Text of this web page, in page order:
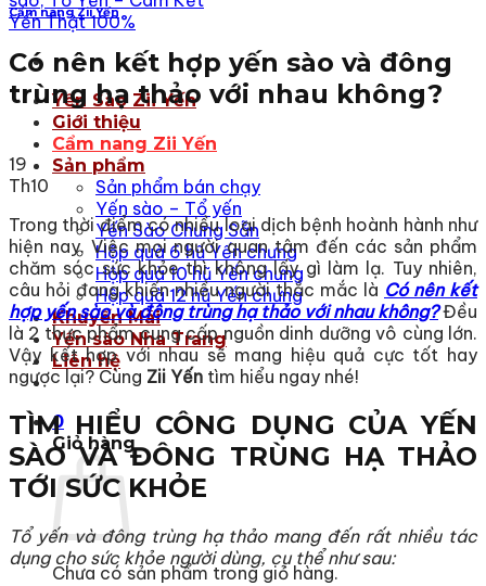
Yến Sào Zii Yến
Giới thiệu
Cẩm nang Zii Yến
Sản phẩm
Sản phẩm bán chạy
Yến sào – Tổ yến
Yến Sào Chưng Sẵn
Hộp quà 6 hũ Yến chưng
Hộp quà 10 hũ Yến chưng
Hộp quà 12 hũ Yến chưng
Khuyến Mãi
Yến sào Nha Trang
Liên hệ
0
Giỏ hàng
Chưa có sản phẩm trong giỏ hàng.
Cẩm nang Zii Yến
Có nên kết hợp yến sào và đông
trùng hạ thảo với nhau không?
19
Th10
Trong thời điểm có nhiều loại dịch bệnh hoành hành như
hiện nay. Việc mọi người quan tâm đến các sản phẩm
chăm sóc sức khỏe thì không lấy gì làm lạ. Tuy nhiên,
câu hỏi đang khiến nhiều người thắc mắc là Có nên kết
hợp yến sào và đông trùng hạ thảo với nhau không?Đều
là 2 thực phẩm cung cấp nguồn dinh dưỡng vô cùng lớn.
Vậy kết hợp với nhau sẽ mang hiệu quả cực tốt hay
ngược lại? Cùng Zii Yến tìm hiểu ngay nhé!
TÌM HIỂU CÔNG DỤNG CỦA YẾN
SÀO VÀ ĐÔNG TRÙNG HẠ THẢO
TỚI SỨC KHỎE
Tổ yến và đông trùng hạ thảo mang đến rất nhiều tác
dụng cho sức khỏe người dùng, cụ thể như sau: